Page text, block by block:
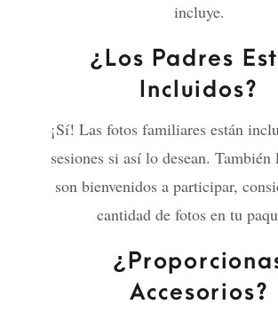
incluye.
¿Los Padres
Incluidos?
¡Sí! Las fotos familiares están
sesiones si así lo desean. También
son bienvenidos a participar,
cantidad de fotos en tu
Accesorios?